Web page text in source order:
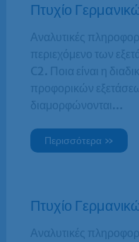
Πτυχίο
Αναλυτικές
περιεχόμενο των
C2. Ποια είναι η
προφορικών
διαμορφώνονται…
Περισσότερα »
Πτυχίο
Αναλυτικές